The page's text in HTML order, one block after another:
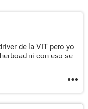
de la VIT pero yo
ni con eso se